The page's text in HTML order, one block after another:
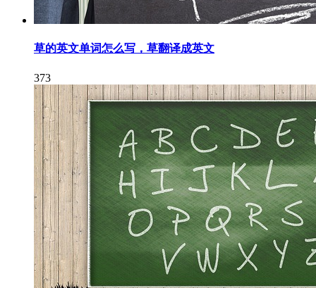
草的英文单词怎么写，草翻译成英文
373